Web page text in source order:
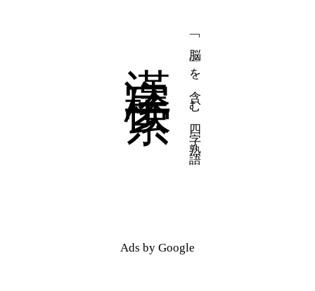
四字熟語
一覧表示
漢字検索
「脳」を含む四字熟語
Ads by Google
四字熟語
一覧表示
漢字検索